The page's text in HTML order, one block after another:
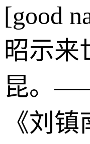
[good
昭示来
昆。
《刘镇